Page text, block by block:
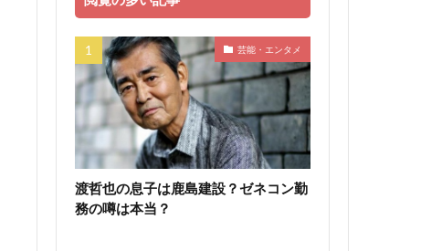
芸能・エンタメ
渡哲也の息子は鹿島建設？ゼネコン勤
務の噂は本当？